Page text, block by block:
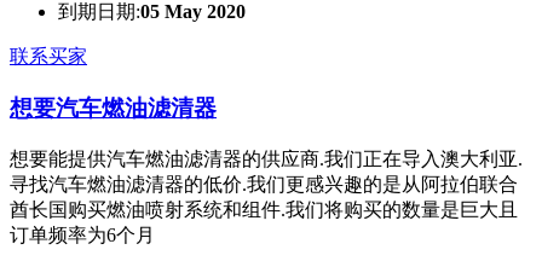
到期日期:05 May 2020
联系买家
想要汽车燃油滤清器
想要能提供汽车燃油滤清器的供应商.我们正在导入澳大利亚.
寻找汽车燃油滤清器的低价.我们更感兴趣的是从阿拉伯联合
酋长国购买燃油喷射系统和组件.我们将购买的数量是巨大且
订单频率为6个月